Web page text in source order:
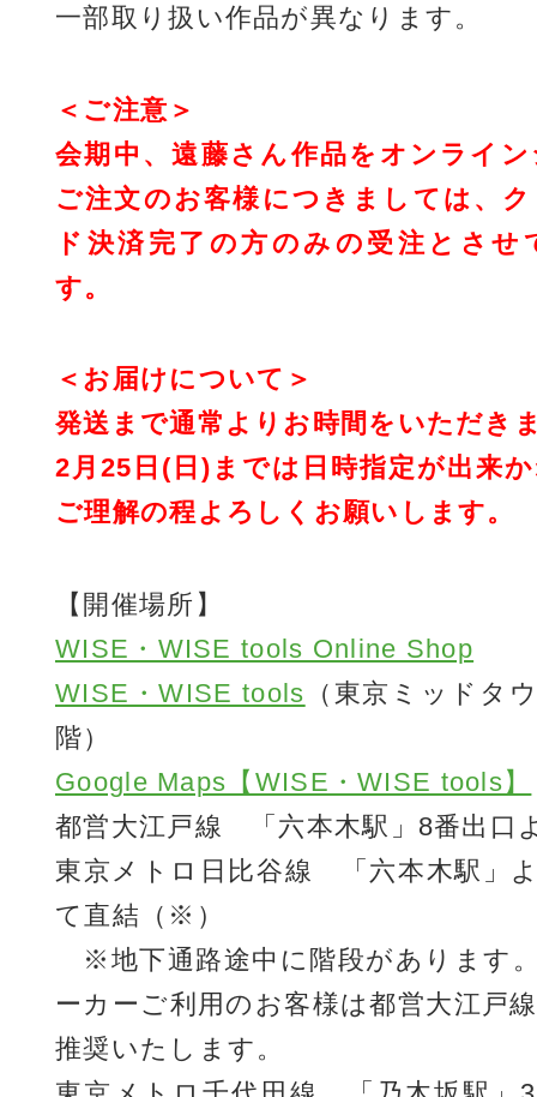
一部取り扱い作品が異なります。
＜ご注意＞
会期中、遠藤さん作品をオンライ
ご注文のお客様につきましては、
ド決済完了の方のみの受注とさせ
す。
＜お届けについて＞
発送まで通常よりお時間をいただき
2月25日(日)までは日時指定が出来
ご理解の程よろしくお願いします。
【開催場所】
WISE・WISE tools Online Shop
WISE・WISE tools （東京ミッドタ
階）
Google Maps【WISE・WISE tools】
都営大江戸線 「六本木駅」8番出口
東京メトロ日比谷線 「六本木駅」
て直結（※）
※地下通路途中に階段があります
ーカーご利用のお客様は都営大江戸
推奨いたします。